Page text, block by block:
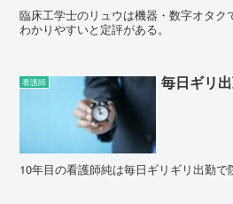
臨床工学士のリュウは機器・数字オタク
わかりやすいと定評がある。
看護師 毎日ギリ
10年目の看護師純は毎日ギリギリ出勤で